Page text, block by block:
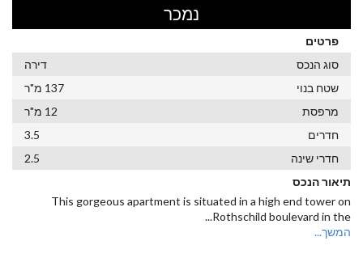
נמכר
פרטים
סוג הנכס
דירה
שטח בנוי
137 מ"ר
מרפסת
12 מ"ר
חדרים
3.5
חדרי שינה
2.5
תיאור הנכס
This gorgeous apartment is situated in a high end tower on
Rothschild boulevard in the
...
המשך...